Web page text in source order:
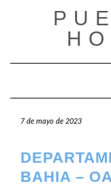
7 de mayo de 2023
BAHIA –